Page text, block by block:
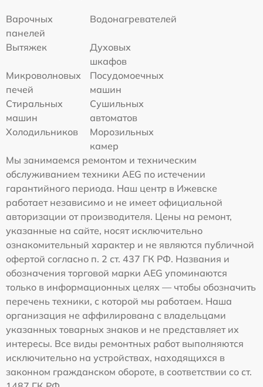
Варочных
панелей
Водонагревателей
Вытяжек
Духовых
шкафов
Микроволновых
печей
Посудомоечных
машин
Стиральных
машин
Сушильных
автоматов
Холодильников
Морозильных
камер
Мы занимаемся ремонтом и техническим
обслуживанием техники AEG по истечении
гарантийного периода. Наш центр в Ижевске
работает независимо и не имеет официальной
авторизации от производителя. Цены на ремонт,
указанные на сайте, носят исключительно
ознакомительный характер и не являются публичной
офертой согласно п. 2 ст. 437 ГК РФ. Названия и
обозначения торговой марки AEG упоминаются
только в информационных целях — чтобы обозначить
перечень техники, с которой мы работаем. Наша
организация не аффилирована с владельцами
указанных товарных знаков и не представляет их
интересы. Все виды ремонтных работ выполняются
исключительно на устройствах, находящихся в
законном гражданском обороте, в соответствии со ст.